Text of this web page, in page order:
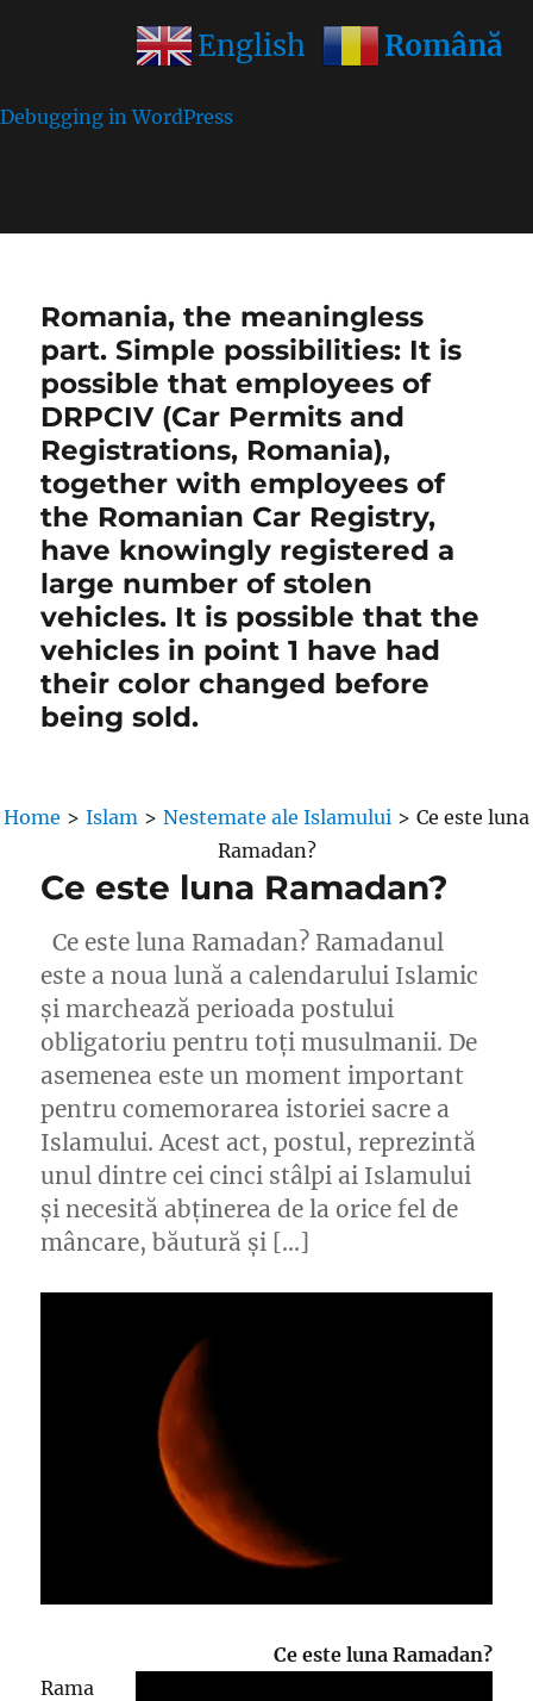
: Function wp_get_inline_script_tag was called
Debugging in WordPress
Romania, the meaningless
part. Simple possibilities: It is
possible that employees of
DRPCIV (Car Permits and
Registrations, Romania),
together with employees of
the Romanian Car Registry,
have knowingly registered a
large number of stolen
vehicles. It is possible that the
vehicles in point 1 have had
their color changed before
being sold.
Home > Islam > Nestemate ale Islamului > Ce este luna
Ramadan?
Ce este luna Ramadan?
Ce este luna Ramadan? Ramadanul
este a noua lună a calendarului Islamic
și marchează perioada postului
obligatoriu pentru toți musulmanii. De
asemenea este un moment important
pentru comemorarea istoriei sacre a
Islamului. Acest act, postul, reprezintă
unul dintre cei cinci stâlpi ai Islamului
și necesită abținerea de la orice fel de
mâncare, băutură și […]
Ce este luna Ramadan?
Rama
English Română